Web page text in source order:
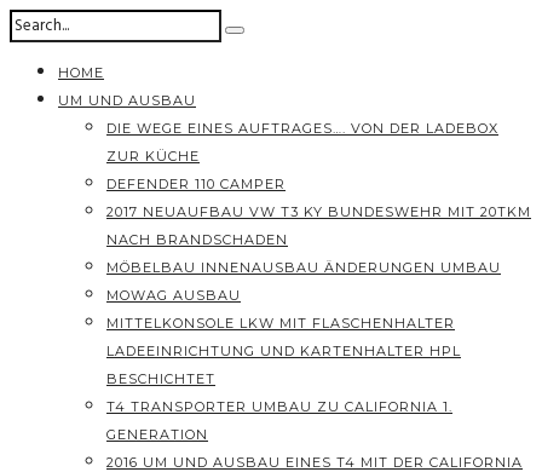
HOME
UM UND AUSBAU
DIE WEGE EINES AUFTRAGES…. VON DER LADEBOX
ZUR KÜCHE
DEFENDER 110 CAMPER
2017 NEUAUFBAU VW T3 KY BUNDESWEHR MIT 20TKM
NACH BRANDSCHADEN
MÖBELBAU INNENAUSBAU ÄNDERUNGEN UMBAU
MOWAG AUSBAU
MITTELKONSOLE LKW MIT FLASCHENHALTER
LADEEINRICHTUNG UND KARTENHALTER HPL
BESCHICHTET
T4 TRANSPORTER UMBAU ZU CALIFORNIA 1.
GENERATION
2016 UM UND AUSBAU EINES T4 MIT DER CALIFORNIA